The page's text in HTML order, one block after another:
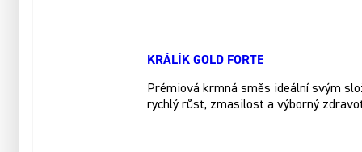
KRÁLÍK GOLD FORTE
Prémiová krmná směs ideální svým
rychlý růst, zmasilost a výborný